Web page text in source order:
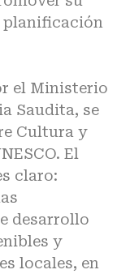
planificación
el Ministerio
Saudita, se
Cultura y
El
claro:
desarrollo
y
locales, en